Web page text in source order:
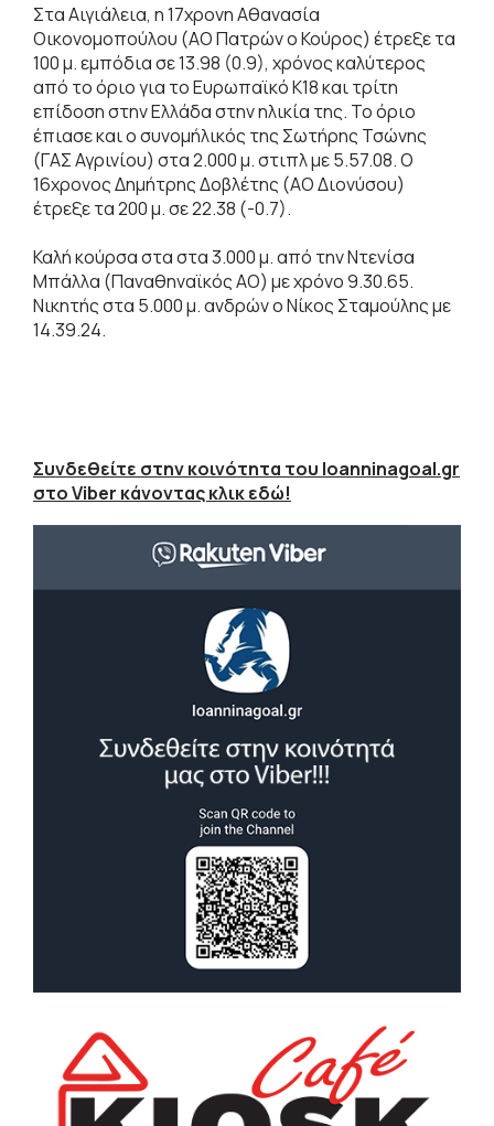
Στα Αιγιάλεια, η 17χρονη Αθανασία
Οικονομοπούλου (ΑΟ Πατρών ο Κούρος) έτρεξε τα
100 μ. εμπόδια σε 13.98 (0.9), χρόνος καλύτερος
από το όριο για το Ευρωπαϊκό Κ18 και τρίτη
επίδοση στην Ελλάδα στην ηλικία της. Το όριο
έπιασε και ο συνομήλικός της Σωτήρης Τσώνης
(ΓΑΣ Αγρινίου) στα 2.000 μ. στιπλ με 5.57.08. Ο
16χρονος Δημήτρης Δοβλέτης (ΑΟ Διονύσου)
έτρεξε τα 200 μ. σε 22.38 (-0.7).
Καλή κούρσα στα στα 3.000 μ. από την Ντενίσα
Μπάλλα (Παναθηναϊκός ΑΟ) με χρόνο 9.30.65.
Νικητής στα 5.000 μ. ανδρών ο Νίκος Σταμούλης με
14.39.24.
Συνδεθείτε στην κοινότητα του Ioanninagoal.gr
στο Viber κάνοντας κλικ εδώ!